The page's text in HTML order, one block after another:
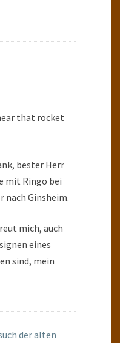
that rocket
bester Herr
mit Ringo bei
nach Ginsheim.
mich, auch
eines
sind, mein
der alten